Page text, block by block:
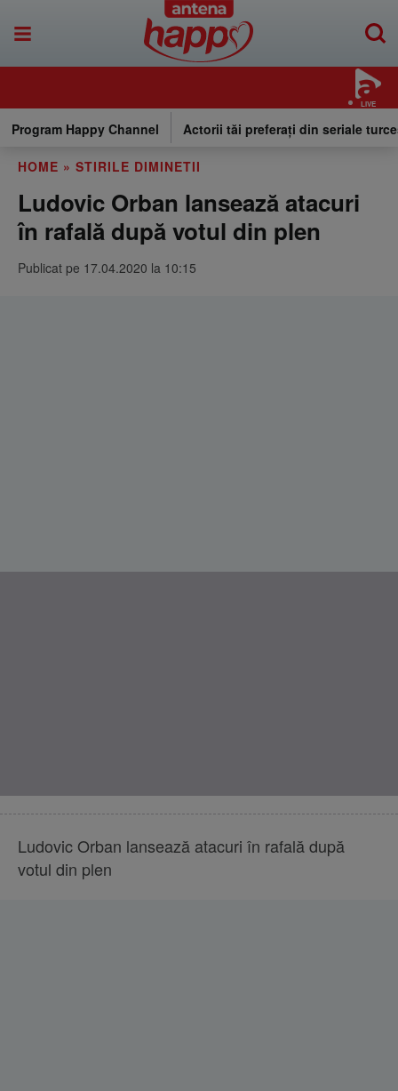
LIVE
Program Happy Channel Actorii tăi preferați din seriale
HOME » STIRILE DIMINETII
Ludovic Orban lansează atacuri
în rafală după votul din plen
Publicat pe 17.04.2020 la 10:15
Ludovic Orban lansează atacuri în rafală după
votul din plen